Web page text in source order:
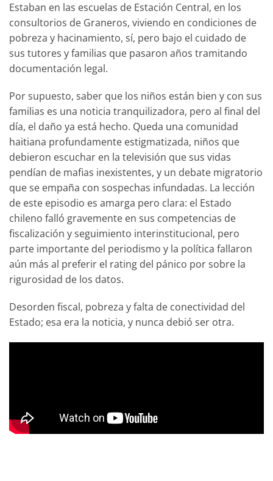
Estaban en las escuelas de Estación Central, en los
consultorios de Graneros, viviendo en condiciones de
pobreza y hacinamiento, sí, pero bajo el cuidado de
sus tutores y familias que pasaron años tramitando
documentación legal.
Por supuesto, saber que los niños están bien y con sus
familias es una noticia tranquilizadora, pero al final del
día, el daño ya está hecho. Queda una comunidad
haitiana profundamente estigmatizada, niños que
debieron escuchar en la televisión que sus vidas
pendían de mafias inexistentes, y un debate migratorio
que se empaña con sospechas infundadas. La lección
de este episodio es amarga pero clara: el Estado
chileno falló gravemente en sus competencias de
fiscalización y seguimiento interinstitucional, pero
parte importante del periodismo y la política fallaron
aún más al preferir el rating del pánico por sobre la
rigurosidad de los datos.
Desorden fiscal, pobreza y falta de conectividad del
Estado; esa era la noticia, y nunca debió ser otra.